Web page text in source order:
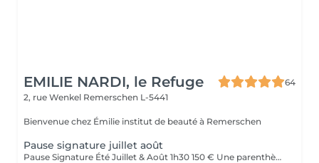
EMILIE NARDI, le Refuge
64
2, rue Wenkel Remerschen L-5441
Bienvenue chez Émilie institut de beauté à Remerschen
Pause signature juillet août
Pause Signature Été Juillet & Août 1h30 150 € Une parenthèse estivale imaginée pour retrouver légèreté, fraîcheur et éclat, au coeur de l'été. Ce rituel exclusif débute par un massage des jambes légères, associé aux bienfaits de la vigne rouge et du cassis, pour délasser les jambes et stimuler la circulation. Un masque fraîcheur vient ensuite prolonger cette sensation de légèreté. Le visage est ensuite sublimé grâce au Kobido Gua Sha Signature, réalisé avec l'huile sensuelle Vinésime enrichie en pépins de raisin et bourgeons de cassis. Les manuvres liftantes, drainantes et relaxantes redonnent éclat, tonicité et luminosité à la peau. Pour clôturer cette expérience, profitez d'une pause beauté des pieds avec pose de vernis, accompagnée d'une infusion glacée au cassis et à la menthe. Résultat : un corps plus léger, un visage visiblement reposé et lumineux, et un profond sentiment de bien-être. Disponible exclusivement en juillet et août.